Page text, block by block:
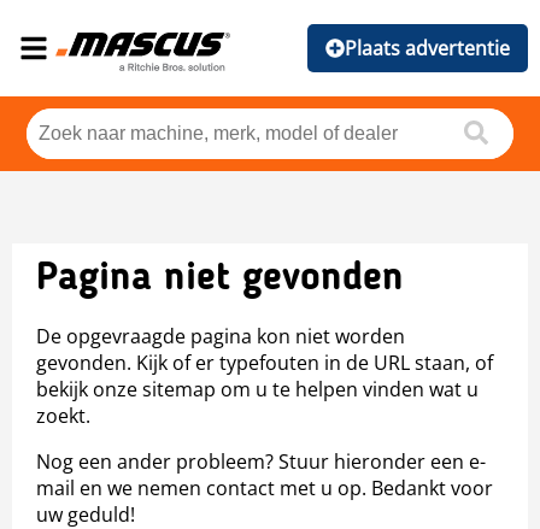
Plaats advertentie
Pagina niet gevonden
De opgevraagde pagina kon niet worden
gevonden. Kijk of er typefouten in de URL staan, of
bekijk onze sitemap om u te helpen vinden wat u
zoekt.
Nog een ander probleem? Stuur hieronder een e-
mail en we nemen contact met u op. Bedankt voor
uw geduld!